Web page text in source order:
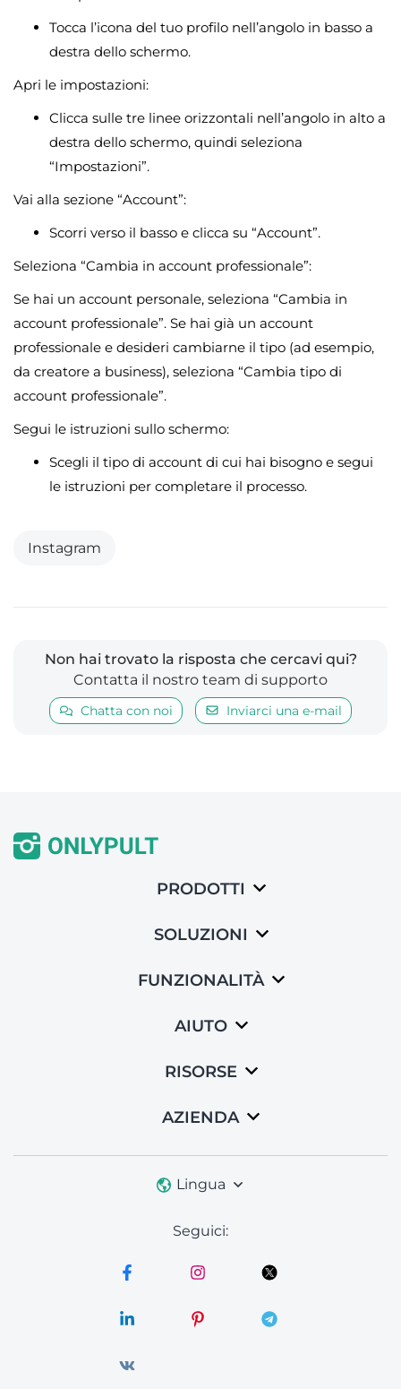
Tocca l’icona del tuo profilo nell’angolo in basso a
destra dello schermo.
Apri le impostazioni:
Clicca sulle tre linee orizzontali nell’angolo in alto a
destra dello schermo, quindi seleziona
“Impostazioni”.
Vai alla sezione “Account”:
Scorri verso il basso e clicca su “Account”.
Seleziona “Cambia in account professionale”:
Se hai un account personale, seleziona “Cambia in
account professionale”. Se hai già un account
professionale e desideri cambiarne il tipo (ad esempio,
da creatore a business), seleziona “Cambia tipo di
account professionale”.
Segui le istruzioni sullo schermo:
Scegli il tipo di account di cui hai bisogno e segui
le istruzioni per completare il processo.
Instagram
Non hai trovato la risposta che cercavi qui?
Contatta il nostro team di supporto
Chatta con noi Inviarci una e-mail
PRODOTTI
SOLUZIONI
FUNZIONALITÀ
AIUTO
RISORSE
AZIENDA
Lingua
Seguici: